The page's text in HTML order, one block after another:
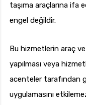
taşıma araçlarına ifa
engel değildir.
Bu hizmetlerin araç
yapılması veya
acenteler tarafından
uygulamasını